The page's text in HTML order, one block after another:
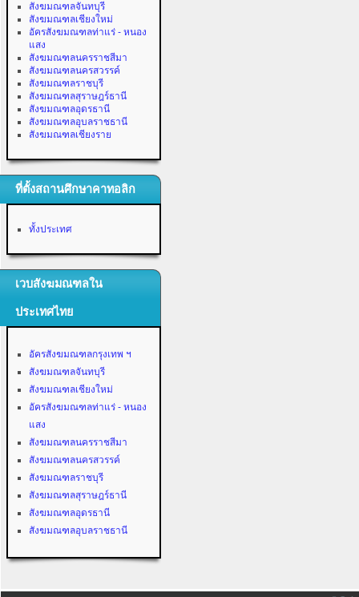
สังฆมณฑลจันทบุรี
สังฆมณฑลเชียงใหม่
อัครสังฆมณฑลท่าแร่ - หนอง
แสง
สังฆมณฑลนครราชสีมา
สังฆมณฑลนครสวรรค์
สังฆมณฑลราชบุรี
สังฆมณฑลสุราษฎร์ธานี
สังฆมณฑลอุดรธานี
สังฆมณฑลอุบลราชธานี
สังฆมณฑลเชียงราย
ที่ตั้งสถานศึกษาคาทอลิก
ทั้งประเทศ
เวบสังฆมณฑลใน
ประเทศไทย
อัครสังฆมณฑลกรุงเทพ ฯ
สังฆมณฑลจันทบุรี
สังฆมณฑลเชียงใหม่
อัครสังฆมณฑลท่าแร่ - หนอง
แสง
สังฆมณฑลนครราชสีมา
สังฆมณฑลนครสวรรค์
สังฆมณฑลราชบุรี
สังฆมณฑลสุราษฎร์ธานี
สังฆมณฑลอุดรธานี
สังฆมณฑลอุบลราชธานี